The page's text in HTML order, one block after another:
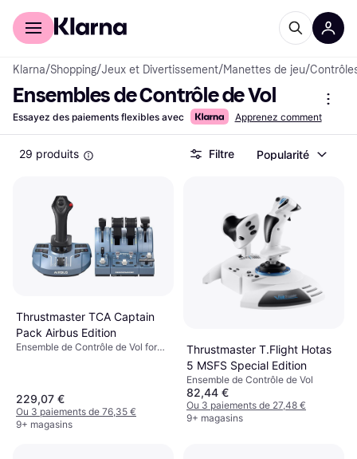
Acheter avec Klarna
Klarna/Shopping/Jeux et Divertissement/Manettes de jeu/
Ensembles de Contrôle de Vol
Essayez des paiements flexibles avec Apprenez comment
29 produits Filtre Popularité
Thrustmaster TCA Captain
Pack Airbus Edition
Ensemble de Contrôle de Vol for
229,07 €
Ou 3 paiements de 76,35 €
9+ magasins
Thrustmaster T.Flight Hotas
5 MSFS Special Edition
Ensemble de Contrôle de Vol
82,44 €
Ou 3 paiements de 27,48 €
9+ magasins